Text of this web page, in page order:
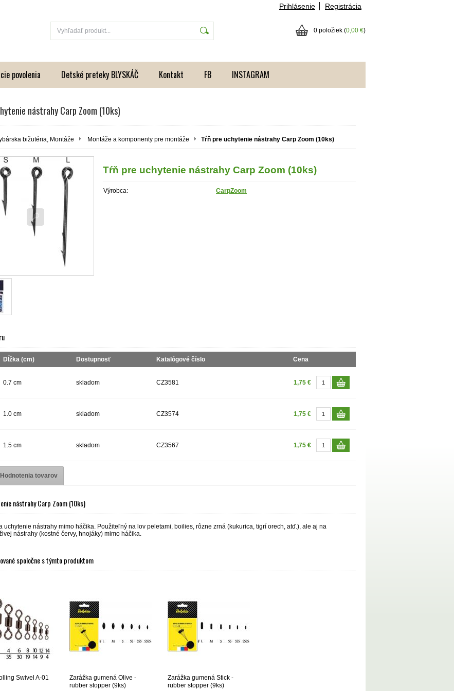
Prihlásenie Registrácia
0 položiek (0,00 €)
povolenia Detské preteky BLYSKÁČ Kontakt FB INSTAGRAM
nástrahy Carp Zoom (10ks)
bižutéria, Montáže Montáže a komponenty pre montáže Tŕň pre uchytenie nástrahy Carp Zoom (10ks)
Tŕň pre uchytenie nástrahy Carp Zoom (10ks)
Výrobca: CarpZoom
Dĺžka (cm) Dostupnosť Katalógové číslo Cena
0.7 cm skladom CZ3581 1,75 €
1.0 cm skladom CZ3574 1,75 €
1.5 cm skladom CZ3567 1,75 €
Hodnotenia tovarov
nástrahy Carp Zoom (10ks)
uchytenie nástrahy mimo háčika. Použiteľný na lov peletami, boilies, rôzne zrná (kukurica, tigrí orech, atď.), ale aj na
nástrahy (kostné červy, hnojáky) mimo háčika.
spoločne s týmto produktom
Swivel A-01
Zarážka gumená Olive -
rubber stopper (9ks)
Zarážka gumená Stick -
rubber stopper (9ks)